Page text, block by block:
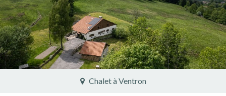
Chalet à Ventron